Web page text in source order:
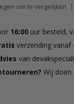
om te vergelijken
16:00 uur besteld,
verzending vanaf
van
Wij